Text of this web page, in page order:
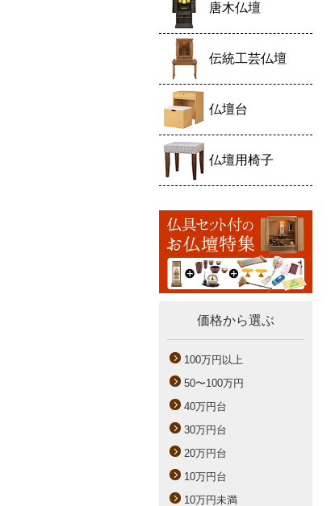
唐木仏壇
伝統工芸仏壇
仏壇台
仏壇用椅子
価格から選ぶ
100万円以上
50〜100万円
40万円台
30万円台
20万円台
10万円台
10万円未満